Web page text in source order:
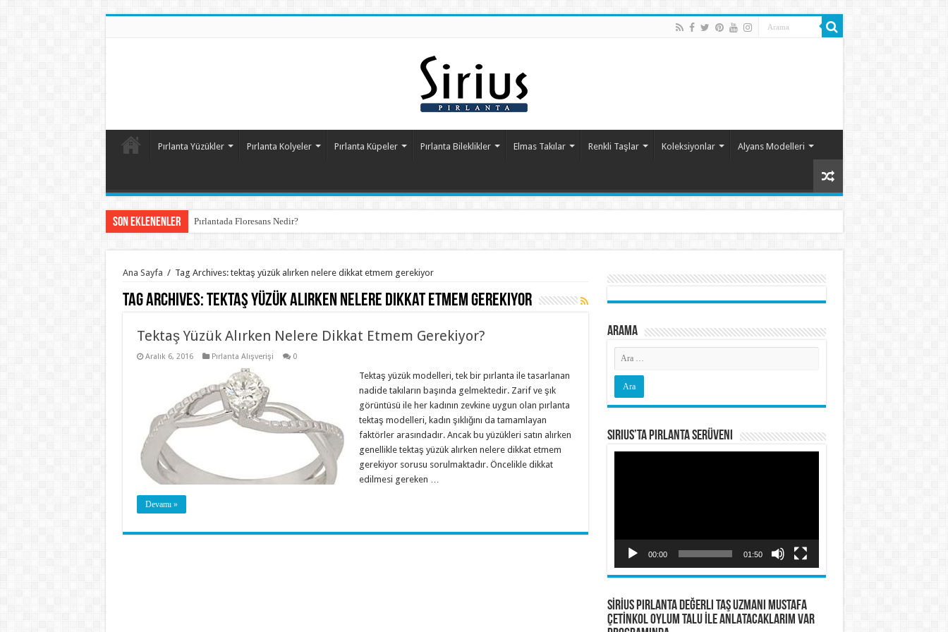
Pırlanta Yüzükler Pırlanta Kolyeler Pırlanta Küpeler Pırlanta Bileklikler Elmas Takılar Renkli Taşlar Koleksiyonlar Alyans Modelleri
Son Eklenenler Pırlantada Floresans Nedir?
Ana Sayfa / Tag Archives: tektaş yüzük alırken nelere dikkat etmem gerekiyor
Tag Archives:tektaş yüzük alırken nelere dikkat etmem gerekiyor
Tektaş Yüzük Alırken Nelere Dikkat Etmem Gerekiyor?
Aralık 6, 2016 Pırlanta Alışverişi 0
Tektaş yüzük modelleri, tek bir pırlanta ile tasarlanan
nadide takıların başında gelmektedir. Zarif ve şık
görüntüsü ile her kadının zevkine uygun olan pırlanta
tektaş modelleri, kadın şıklığını da tamamlayan
faktörler arasındadır. Ancak bu yüzükleri satın alırken
genellikle tektaş yüzük alırken nelere dikkat etmem
gerekiyor sorusu sorulmaktadır. Öncelikle dikkat
edilmesi gereken …
Devamı »
Arama
Sirius’ta Pırlanta Serüveni
00:00 01:50
SİRİUS PIRLANTA Değerli Taş Uzmanı Mustafa
ÇETİNKOL OYLUM TALU İLE ANLATACAKLARIM VAR